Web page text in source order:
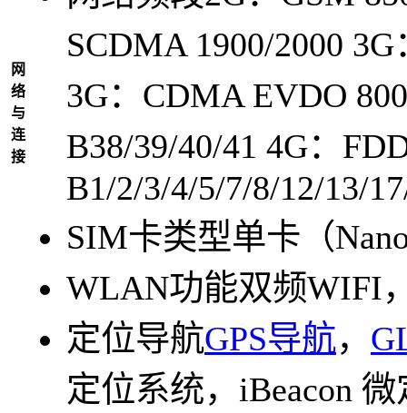
网
络
与
连
接
SCDMA 1900/2000
3G：CDMA EVDO
B38/39/40/41 4G：
B1/2/3/4/5/7/8/12/13/
SIM卡类型单卡（
WLAN功能双频WIFI
定位导航GPS导航，
定位系统，iBeacon 微